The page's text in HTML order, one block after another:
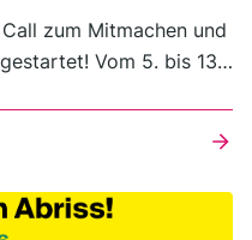
zum Mitmachen und
Vom 5. bis 13.